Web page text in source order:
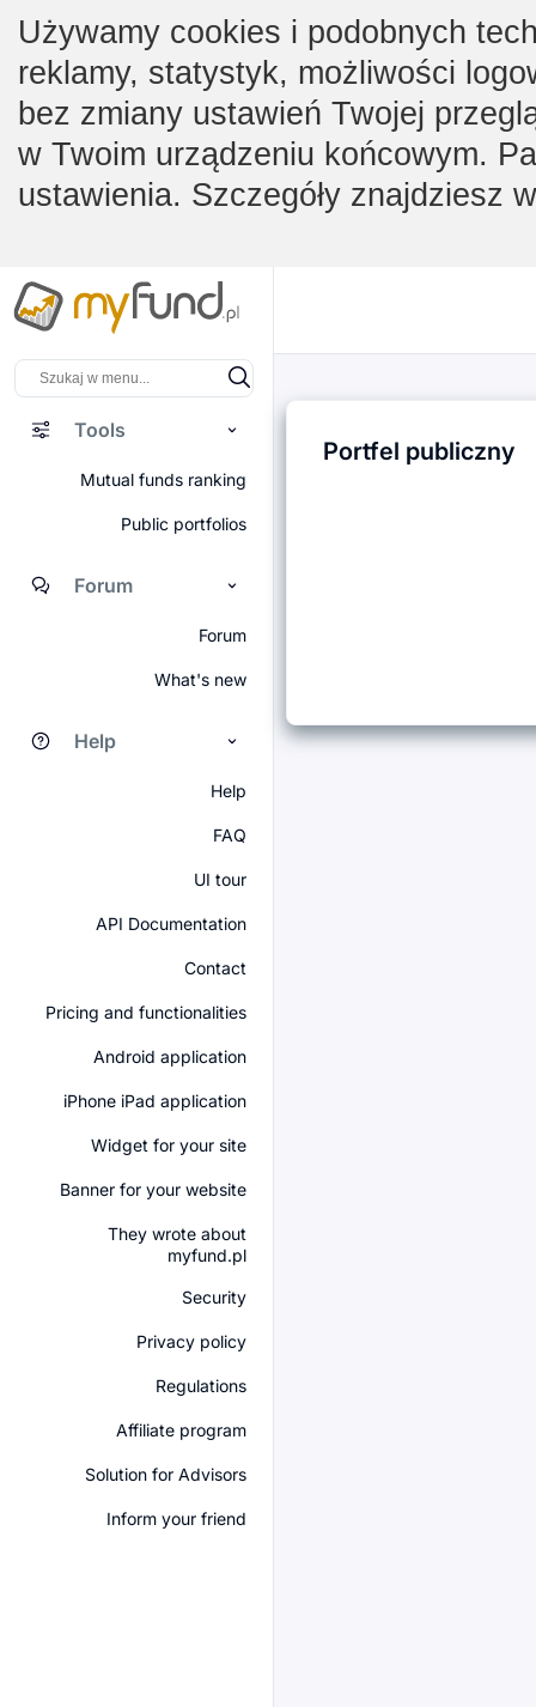
Używamy cookies i podobnych
reklamy, statystyk, możliwości
bez zmiany ustawień Twojej
w Twoim urządzeniu końcowym.
ustawienia. Szczegóły znajdziesz
Tools
Mutual funds ranking
Public portfolios
Forum
Forum
What's new
Help
Help
FAQ
UI tour
API Documentation
Contact
Pricing and functionalities
Android application
iPhone iPad application
Widget for your site
Banner for your website
They wrote about
myfund.pl
Security
Privacy policy
Regulations
Affiliate program
Solution for Advisors
Inform your friend
Portfel publiczny